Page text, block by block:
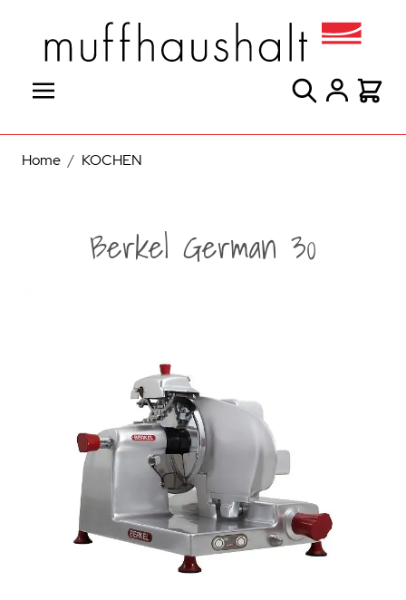
Suche
Home / KOCHEN
Berkel German 30